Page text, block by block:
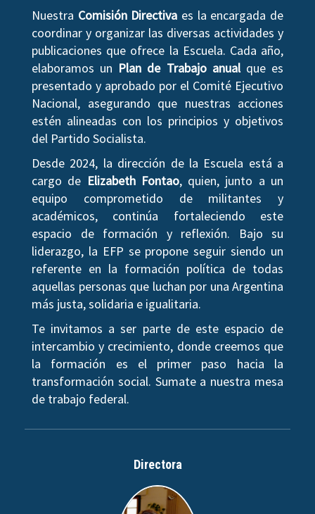
Nuestra Comisión Directiva es la encargada de
coordinar y organizar las diversas actividades y
publicaciones que ofrece la Escuela. Cada año,
elaboramos un Plan de Trabajo anualque es
presentado y aprobado por el Comité Ejecutivo
Nacional, asegurando que nuestras acciones
estén alineadas con los principios y objetivos
del Partido Socialista.
Desde 2024, la dirección de la Escuela está a
cargo de Elizabeth Fontao, quien, junto a un
equipo comprometido de militantes y
académicos, continúa fortaleciendo este
espacio de formación y reflexión. Bajo su
liderazgo, la EFP se propone seguir siendo un
referente en la formación política de todas
aquellas personas que luchan por una Argentina
más justa, solidaria e igualitaria.
Te invitamos a ser parte de este espacio de
intercambio y crecimiento, donde creemos que
la formación es el primer paso hacia la
transformación social. Sumate a nuestra mesa
de trabajo federal.
Directora